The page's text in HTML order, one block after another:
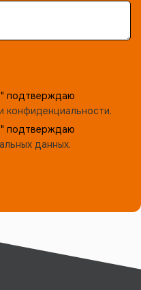
подтверждаю
конфиденциальности.
подтверждаю
данных.